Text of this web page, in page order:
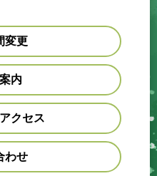
変更
内
クセス
わせ